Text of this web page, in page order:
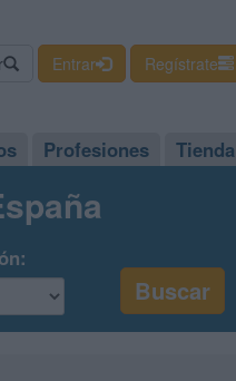
Entrar Regístrate
Profesiones Tienda